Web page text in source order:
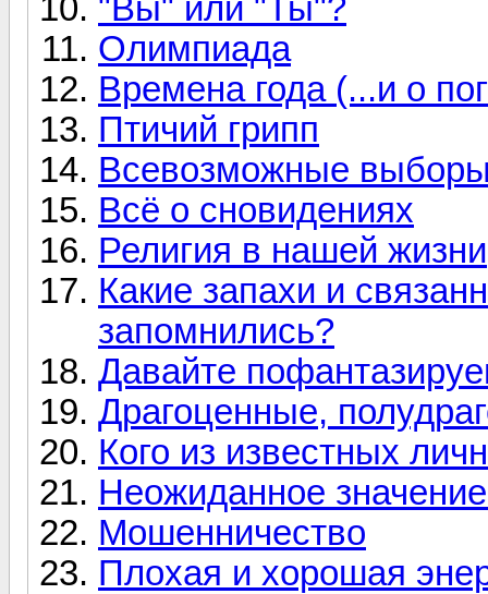
"Вы" или "Ты"?
Олимпиада
Времена года (...и о
Птичий грипп
Всевозможные
Всё о сновидениях
Религия в нашей жизни
Какие запахи и
запомнились?
Давайте
Драгоценные,
Кого из известных
Неожиданное
Мошенничество
Плохая и хорошая